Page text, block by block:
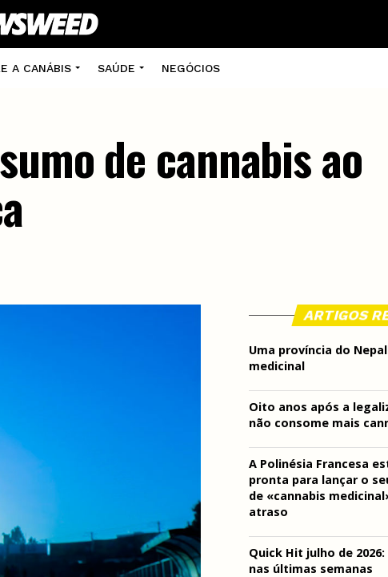
A CANÁBIS SAÚDE NEGÓCIOS
de cannabis ao
ARTIGOS
Uma província do
medicinal
Oito anos após a
não consome mais
A Polinésia Francesa
pronta para lançar o
de «cannabis
atraso
Quick Hit julho de
nas últimas semanas